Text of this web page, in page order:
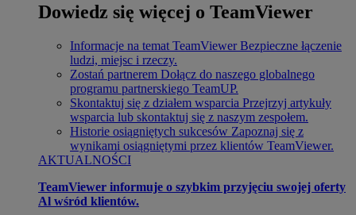
Dowiedz się więcej o TeamViewer
Informacje na temat TeamViewer Bezpieczne łączenie
ludzi, miejsc i rzeczy.
Zostań partnerem Dołącz do naszego globalnego
programu partnerskiego TeamUP.
Skontaktuj się z działem wsparcia Przejrzyj artykuły
wsparcia lub skontaktuj się z naszym zespołem.
Historie osiągniętych sukcesów Zapoznaj się z
wynikami osiągniętymi przez klientów TeamViewer.
AKTUALNOŚCI
TeamViewer informuje o szybkim przyjęciu swojej oferty
Al wśród klientów.